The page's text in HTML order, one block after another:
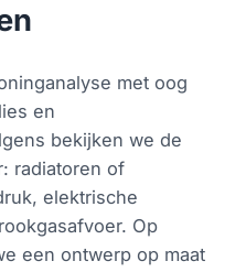
met oog
en
bekijken we de
radiatoren of
elektrische
Op
een ontwerp op maat